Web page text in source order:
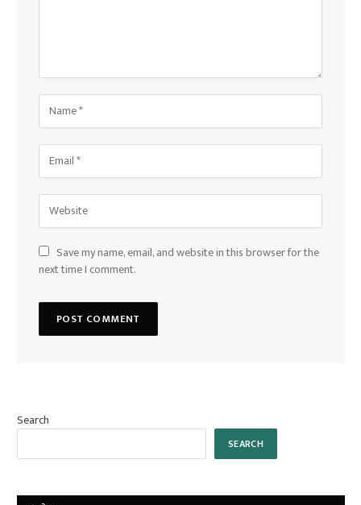
Save my name, email, and website in this browser for the
next time I comment.
Search
SEARCH